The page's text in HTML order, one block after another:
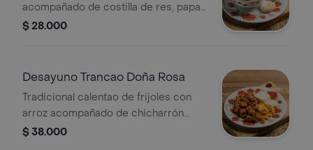
acompañado de costilla de res, papa,
arepa, cilantro porción de arroz y
$ 28.000
Desayuno Trancao Doña Rosa
Tradicional calentao de frijoles con
arroz acompañado de chicharrón
picado, chorizo picado, platano
$ 38.000